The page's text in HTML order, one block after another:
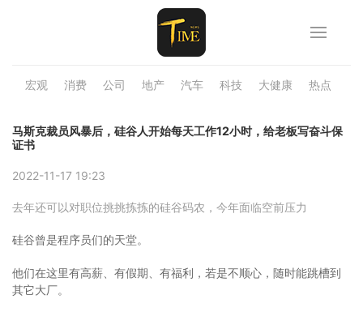
宏观 消费 公司 地产 汽车 科技 大健康 热点
马斯克裁员风暴后，硅谷人开始每天工作12小时，给老板写奋斗保
证书
2022-11-17 19:23
去年还可以对职位挑挑拣拣的硅谷码农，今年面临空前压力
硅谷曾是程序员们的天堂。
他们在这里有高薪、有假期、有福利，若是不顺心，随时能跳槽到
其它大厂。